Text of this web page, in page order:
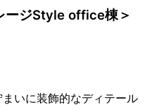
ージStyle office棟＞
いに装飾的なディテール